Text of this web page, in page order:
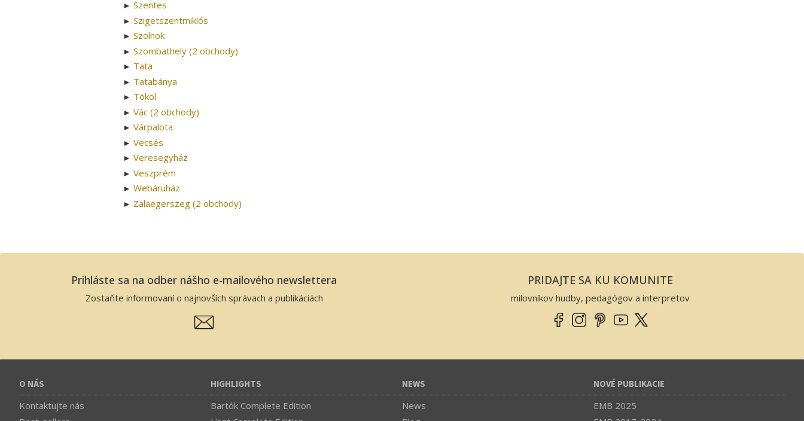
► Szentes
► Szigetszentmiklós
► Szolnok
► Szombathely (2 obchody)
► Tata
► Tatabánya
► Tököl
► Vác (2 obchody)
► Várpalota
► Vecsés
► Veresegyház
► Veszprém
► Webáruház
► Zalaegerszeg (2 obchody)
Prihláste sa na odber nášho e-mailového newslettera
Zostaňte informovaní o najnovších správach a publikáciách
PRIDAJTE SA KU KOMUNITE
milovníkov hudby, pedagógov a interpretov
O NÁS
Kontaktujte nás
HIGHLIGHTS
Bartók Complete Edition
NEWS
News
NOVÉ PUBLIKACIE
EMB 2025